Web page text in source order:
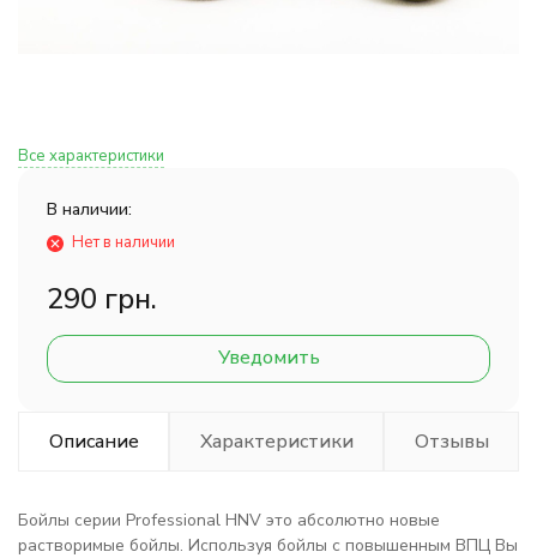
Все характеристики
В наличии:
Нет в наличии
290 грн.
Уведомить
Описание Характеристики Отзывы
Бойлы серии Professional HNV это абсолютно новые
растворимые бойлы. Используя бойлы c повышенным ВПЦ Вы